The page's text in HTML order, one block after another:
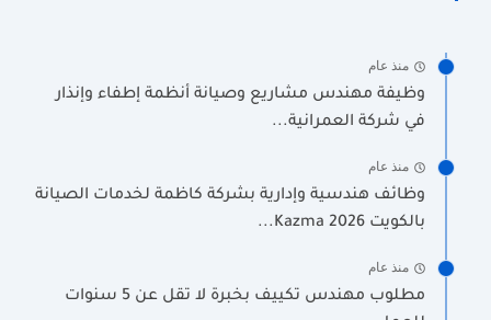
منذ عام
وظيفة مهندس مشاريع وصيانة أنظمة إطفاء وإنذار
في شركة العمرانية...
منذ عام
وظائف هندسية وإدارية بشركة كاظمة لخدمات الصيانة
بالكويت 2026 Kazma...
منذ عام
مطلوب مهندس تكييف بخبرة لا تقل عن 5 سنوات